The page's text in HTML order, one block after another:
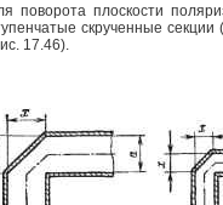
поворота плоскости
скрученные секции
17.46).